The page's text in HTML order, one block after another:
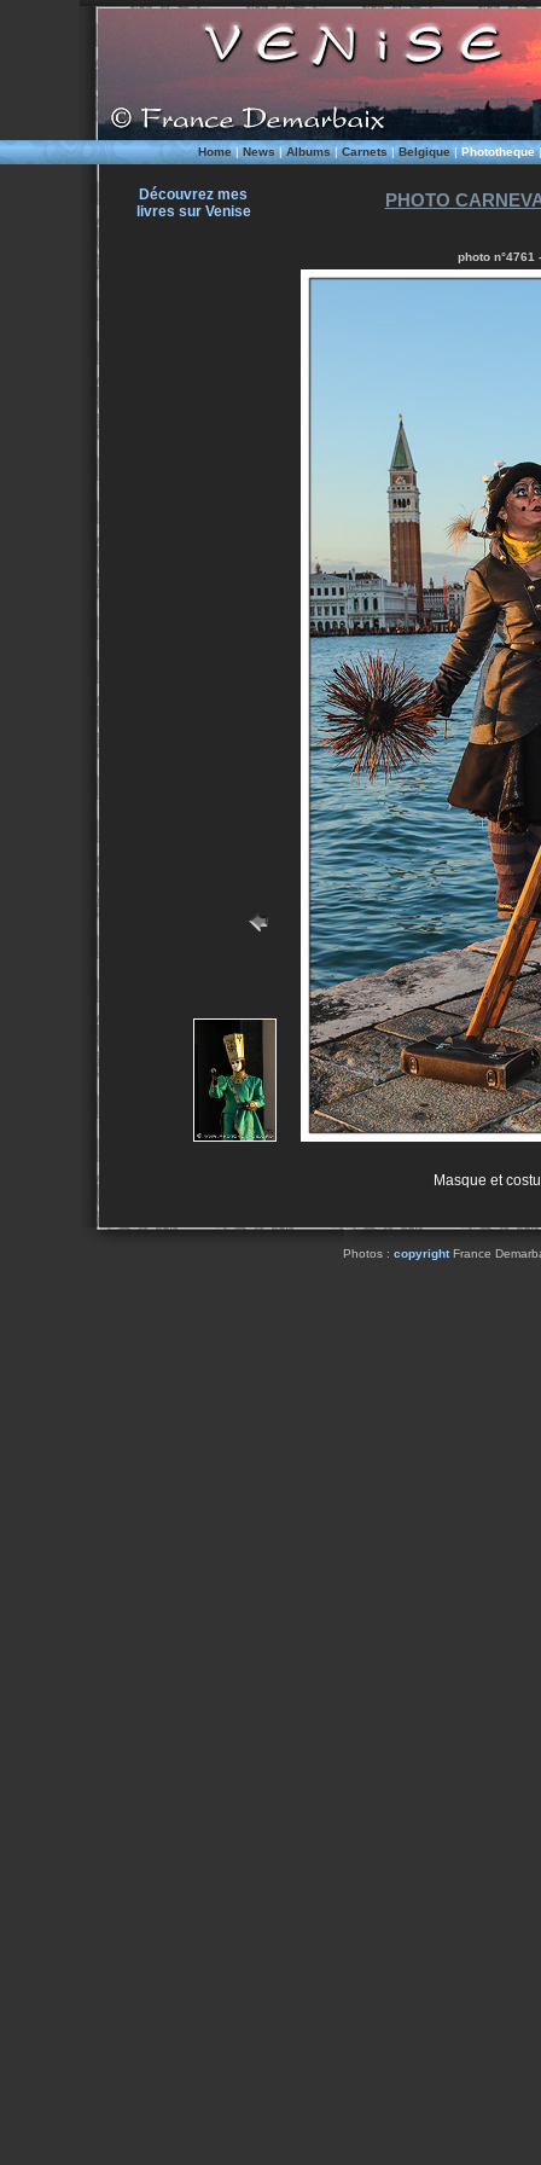
Home|News|Albums|Carnets|Belgique|Phototheque
Découvrez mes
livres sur Venise
PHOTO
photo n°4761
Masque et
Photos : copyrightFrance